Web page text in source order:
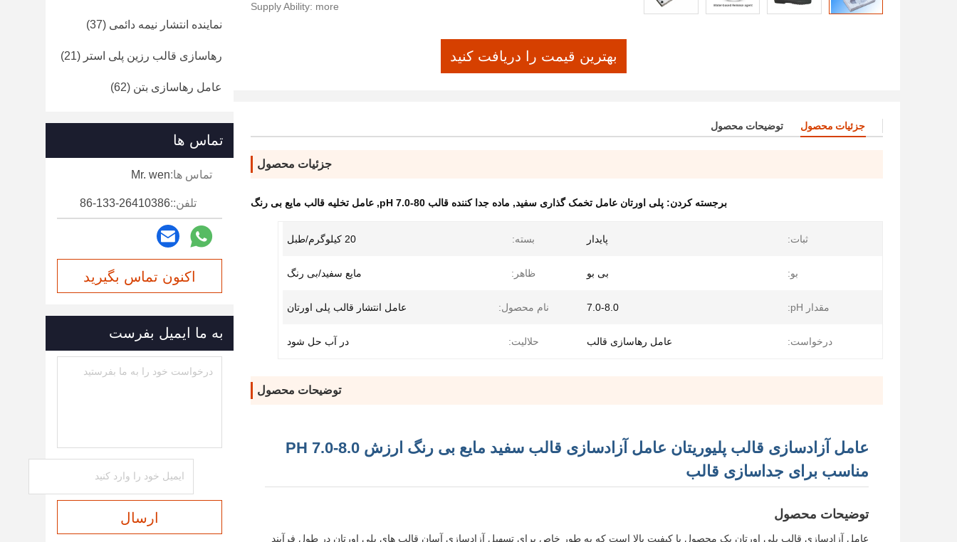
Supply Ability: more
بهترین قیمت را دریافت کنید
جزئیات محصول توضیحات محصول
جزئیات محصول
برجسته کردن: پلی اورتان عامل تخمک گذاری سفید, ماده جدا کننده قالب pH 7.0-80 , عامل تخلیه قالب مایع بی رنگ
ثبات: پایدار بسته: 20 کیلوگرم/طبل
بو: بی بو ظاهر: مایع سفید/بی رنگ
مقدار pH: 7.0-8.0 نام محصول: عامل انتشار قالب پلی اورتان
درخواست: عامل رهاسازی قالب حلالیت: در آب حل شود
توضیحات محصول
عامل آزادسازی قالب پلیوریتان عامل آزادسازی قالب سفید مایع بی رنگ ارزش PH 7.0-8.0
مناسب برای جداسازی قالب
توضیحات محصول
عامل آزادسازی قالب پلی اورتان یک محصول با کیفیت بالا است که به طور خاص برای تسهیل آزادسازی آسان قالب های پلی اورتان در طول فرآیند
نماینده انتشار نیمه دائمی (37)
رهاسازی قالب رزین پلی استر (21)
عامل رهاسازی بتن (62)
تماس ها
تماس ها:Mr. wen
تلفن::86-133-26410386
اکنون تماس بگیرید
به ما ایمیل بفرست
ارسال